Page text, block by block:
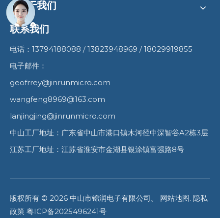
关于我们
联系我们
电话：13794188088 / 13823948969 / 18029919855
电子邮件：
geofrrey@jinrunmicro.com
wangfeng8969@163.com
lanjingjing@jinrunmicro.com
中山工厂地址：广东省中山市港口镇木河径中深智谷A2栋3层
江苏工厂地址：江苏省淮安市金湖县银涂镇富强路8号
版权所有 © 2026 中山市锦润电子有限公司。 网站地图. 隐私
政策 粤ICP备2025496241号